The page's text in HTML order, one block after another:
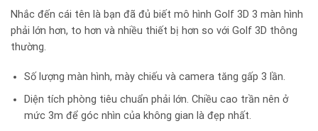
Nhắc đến cái tên là bạn đã đủ biết mô hình Golf 3D 3 màn hình
phải lớn hơn, to hơn và nhiều thiết bị hơn so với Golf 3D thông
thường.
Số lượng màn hình, mày chiếu và camera tăng gấp 3 lần.
Diện tích phòng tiêu chuẩn phải lớn. Chiều cao trần nên ở
mức 3m để góc nhìn của không gian là đẹp nhất.